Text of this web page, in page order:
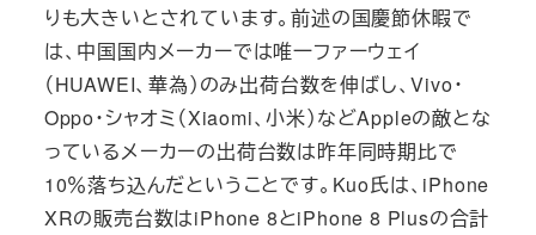
りも大きいとされています。前述の国慶節休暇で
は、中国国内メーカーでは唯一ファーウェイ
（HUAWEI、華為）のみ出荷台数を伸ばし、Vivo・
Oppo・シャオミ（Xiaomi、小米）などAppleの敵とな
っているメーカーの出荷台数は昨年同時期比で
10％落ち込んだということです。Kuo氏は、iPhone
XRの販売台数はiPhone 8とiPhone 8 Plusの合計